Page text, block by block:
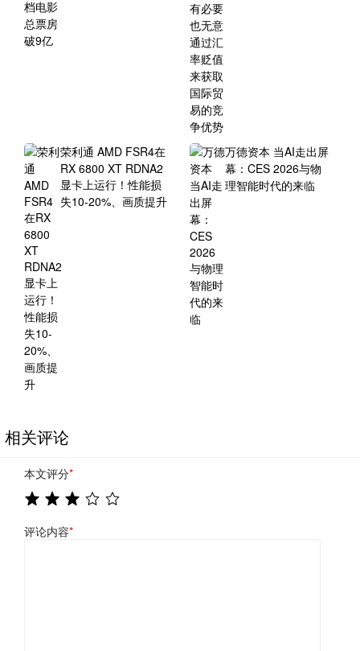
荣利通 AMD FSR4在
RX 6800 XT RDNA2
显卡上运行！性能损
失10-20%、画质提升
万德资本 当AI走出屏
幕：CES 2026与物
理智能时代的来临
相关评论
本文评分*
评论内容*